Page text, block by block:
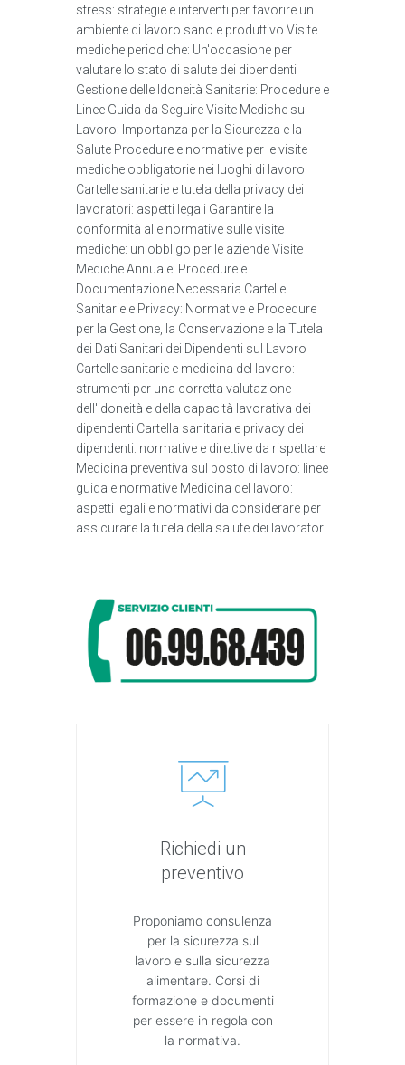
stress: strategie e interventi per favorire un
ambiente di lavoro sano e produttivo Visite
mediche periodiche: Un'occasione per
valutare lo stato di salute dei dipendenti
Gestione delle Idoneità Sanitarie: Procedure e
Linee Guida da Seguire Visite Mediche sul
Lavoro: Importanza per la Sicurezza e la
Salute Procedure e normative per le visite
mediche obbligatorie nei luoghi di lavoro
Cartelle sanitarie e tutela della privacy dei
lavoratori: aspetti legali Garantire la
conformità alle normative sulle visite
mediche: un obbligo per le aziende Visite
Mediche Annuale: Procedure e
Documentazione Necessaria Cartelle
Sanitarie e Privacy: Normative e Procedure
per la Gestione, la Conservazione e la Tutela
dei Dati Sanitari dei Dipendenti sul Lavoro
Cartelle sanitarie e medicina del lavoro:
strumenti per una corretta valutazione
dell'idoneità e della capacità lavorativa dei
dipendenti Cartella sanitaria e privacy dei
dipendenti: normative e direttive da rispettare
Medicina preventiva sul posto di lavoro: linee
guida e normative Medicina del lavoro:
aspetti legali e normativi da considerare per
assicurare la tutela della salute dei lavoratori
Richiedi un
preventivo
Proponiamo consulenza
per la sicurezza sul
lavoro e sulla sicurezza
alimentare. Corsi di
formazione e documenti
per essere in regola con
la normativa.